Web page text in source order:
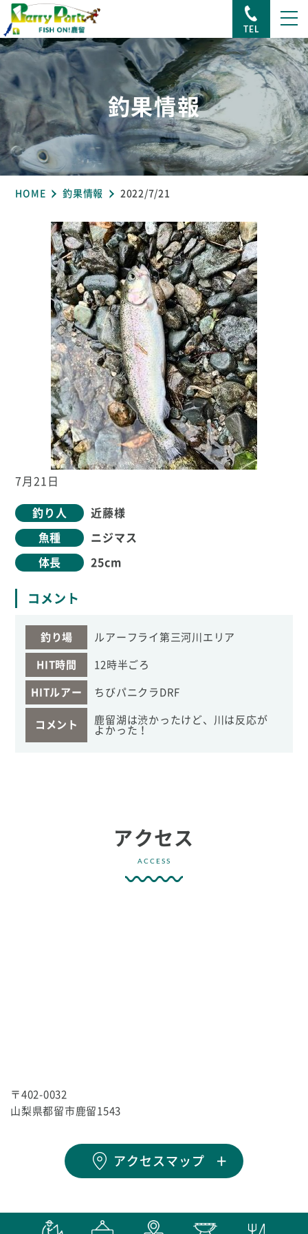
TEL
釣果情報
HOME 釣果情報 2022/7/21
7月21日
釣り人 近藤様
魚種 ニジマス
体長 25cm
コメント
釣り場 ルアーフライ第三河川エリア
HIT時間 12時半ごろ
HITルアー ちびパニクラDRF
コメント
鹿留湖は渋かったけど、川は反応が
よかった！
アクセス
ACCESS
〒402-0032
山梨県都留市鹿留1543
アクセスマップ